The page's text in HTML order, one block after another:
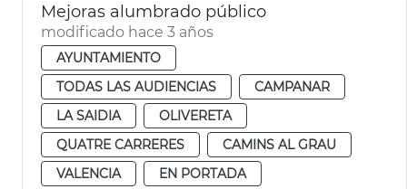
Mejoras alumbrado público
modificado hace 3 años
AYUNTAMIENTO
TODAS LAS AUDIENCIAS
CAMPANAR
LA SAIDIA
OLIVERETA
QUATRE CARRERES
CAMINS AL GRAU
VALENCIA
EN PORTADA